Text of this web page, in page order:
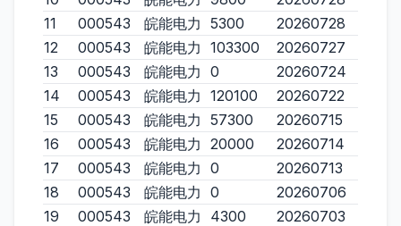
11
000543 皖能电力 5300
20260728
12
000543 皖能电力 103300
20260727
13
000543 皖能电力 0
20260724
14
000543 皖能电力 120100
20260722
15
000543 皖能电力 57300
20260715
16
000543 皖能电力 20000
20260714
17
000543 皖能电力 0
20260713
18
000543 皖能电力 0
20260706
19
000543 皖能电力 4300
20260703